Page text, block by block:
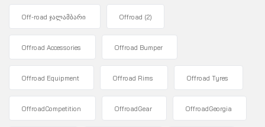
Off-road ჯალამბარი Offroad (2)
Offroad Accessories Offroad Bumper
Offroad Equipment Offroad Rims Offroad Tyres
OffroadCompetition OffroadGear OffroadGeorgia